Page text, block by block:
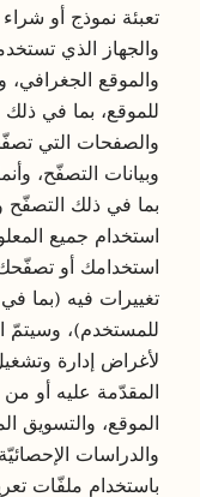
تعبئة نموذج أو
والموقع
للموقع، بما في ذلك
والصفحات التي
وبيانات التصفّح،
بما في ذلك التصفّح
استخدام جميع
استخدامك أو تصفّحك
تغييرات فيه (بما
للمستخدم)، وسيتمّ
لأغراض إدارة
المقدّمة عليه أو
الموقع، والتسويق
والدراسات
باستخدام ملفّات